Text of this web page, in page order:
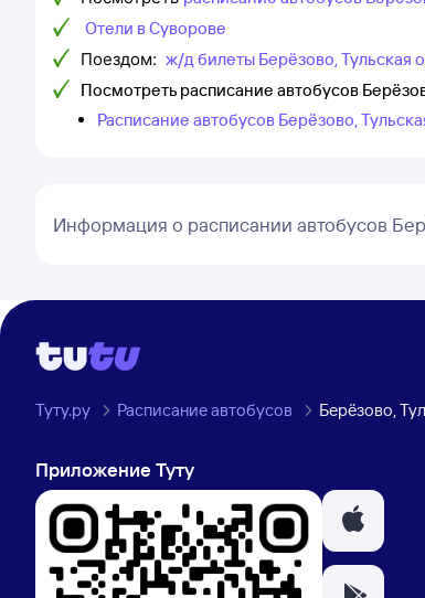
Отели в Суворове
Поездом: ж/д билеты Берёзово, Тульская
Посмотреть расписание автобусов
Расписание автобусов Берёзово,
Информация о расписании автобусов
Туту.ру Расписание автобусов Берёзово,
Приложение Туту